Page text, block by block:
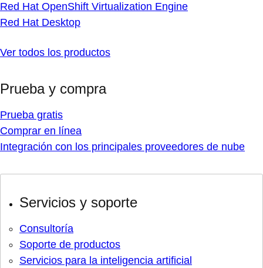
Red Hat OpenShift Virtualization Engine
Red Hat Desktop
Ver todos los productos
Prueba y compra
Prueba gratis
Comprar en línea
Integración con los principales proveedores de nube
Servicios y soporte
Consultoría
Soporte de productos
Servicios para la inteligencia artificial